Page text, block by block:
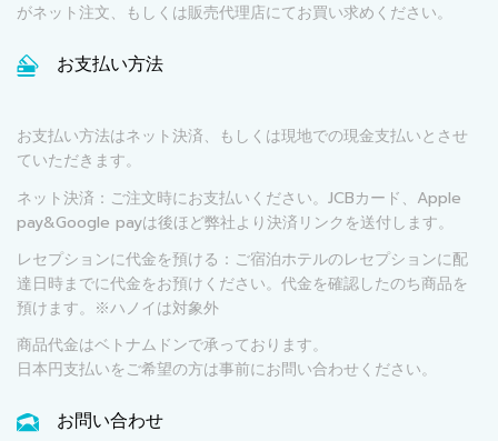
がネット注文、もしくは販売代理店にてお買い求めください。
お支払い方法
お支払い方法はネット決済、もしくは現地での現金支払いとさせ
ていただきます。
ネット決済：ご注文時にお支払いください。JCBカード、Apple
pay&Google payは後ほど弊社より決済リンクを送付します。
レセプションに代金を預ける：ご宿泊ホテルのレセプションに配
達日時までに代金をお預けください。代金を確認したのち商品を
預けます。※ハノイは対象外
商品代金はベトナムドンで承っております。
日本円支払いをご希望の方は事前にお問い合わせください。
お問い合わせ